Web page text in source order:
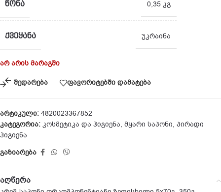
ᲬᲝᲜᲐ 0,35 კგ
ᲥᲕᲔᲧᲐᲜᲐ უკრაინა
არ არის მარაგში
შედარება ფავორიტებში დამატება
არტიკული: 4820023367852
კატეგორია: კოსმეტიკა და ჰიგიენა, მყარი საპონი, პირადი
ჰიგიენა
გაზიარება
აღწერა